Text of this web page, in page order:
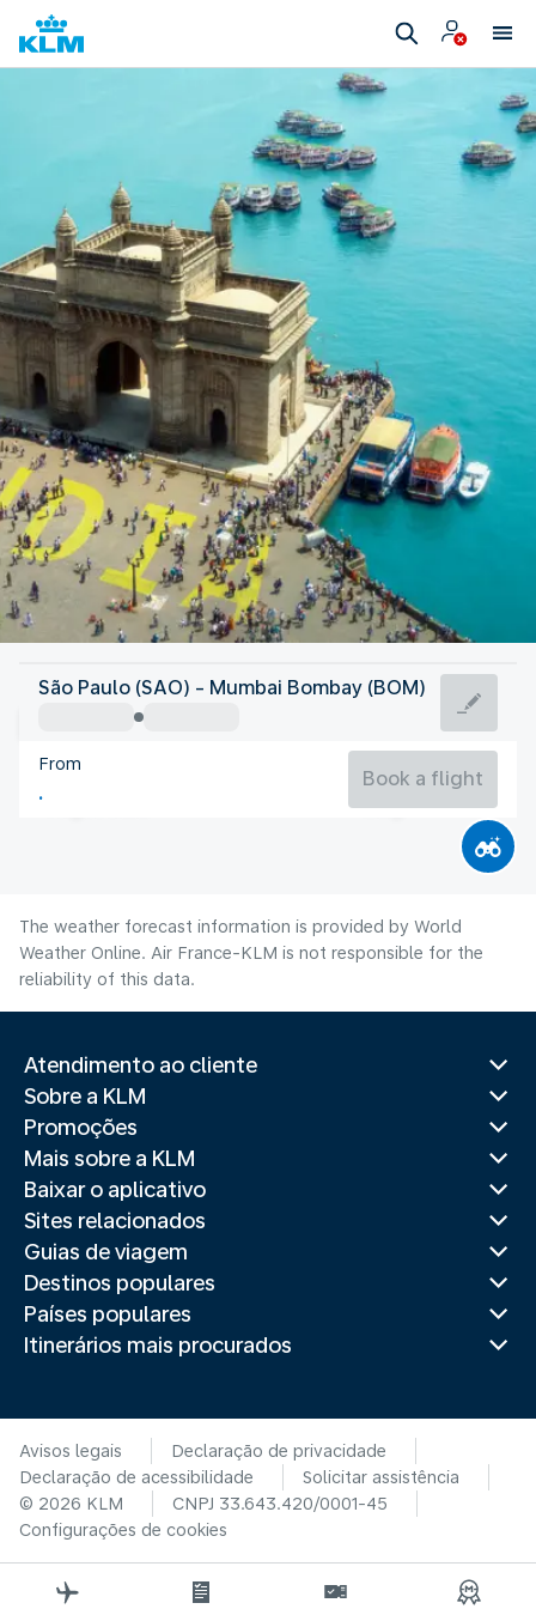
India
Mumbai/Bombay
India
27°C
Aug
São Paulo (SAO) - Mumbai Bombay (BOM)
From
Book a flight
The weather forecast information is provided by World
Weather Online. Air France-KLM is not responsible for the
reliability of this data.
Atendimento ao cliente
Sobre a KLM
Promoções
Mais sobre a KLM
Baixar o aplicativo
Sites relacionados
Guias de viagem
Destinos populares
Países populares
Itinerários mais procurados
Avisos legais
Declaração de privacidade
Declaração de acessibilidade
Solicitar assistência
© 2026 KLM
CNPJ 33.643.420/0001-45
Configurações de cookies